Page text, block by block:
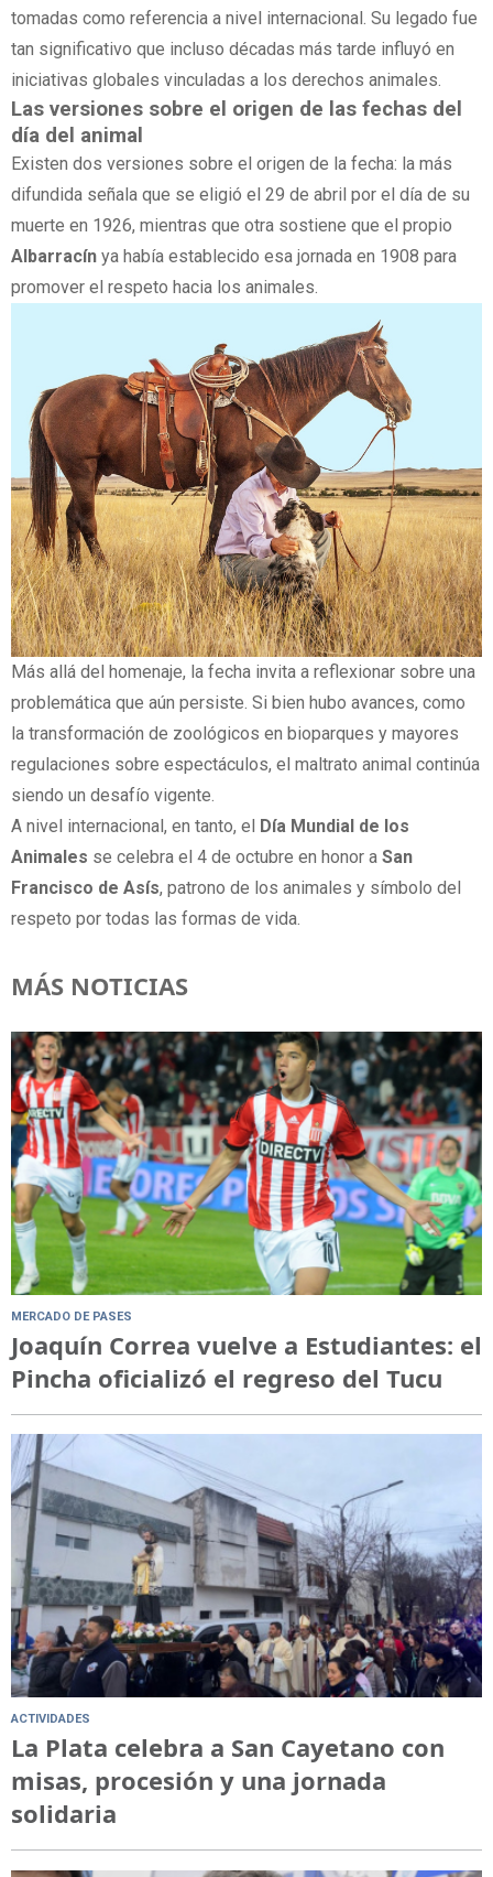
tomadas como referencia a nivel internacional. Su legado fue
tan significativo que incluso décadas más tarde influyó en
iniciativas globales vinculadas a los derechos animales.
Las versiones sobre el origen de las fechas del
día del animal
Existen dos versiones sobre el origen de la fecha: la más
difundida señala que se eligió el 29 de abril por el día de su
muerte en 1926, mientras que otra sostiene que el propio
Albarracín ya había establecido esa jornada en 1908 para
promover el respeto hacia los animales.
Más allá del homenaje, la fecha invita a reflexionar sobre una
problemática que aún persiste. Si bien hubo avances, como
la transformación de zoológicos en bioparques y mayores
regulaciones sobre espectáculos, el maltrato animal continúa
siendo un desafío vigente.
A nivel internacional, en tanto, el
Día Mundial de los
Animales se celebra el 4 de octubre en honor a San
Francisco de Asís, patrono de los animales y símbolo del
respeto por todas las formas de vida.
MÁS NOTICIAS
MERCADO DE PASES
Joaquín Correa vuelve a Estudiantes: el
Pincha oficializó el regreso del Tucu
ACTIVIDADES
La Plata celebra a San Cayetano con
misas, procesión y una jornada
solidaria